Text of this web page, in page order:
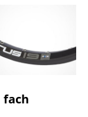
fach